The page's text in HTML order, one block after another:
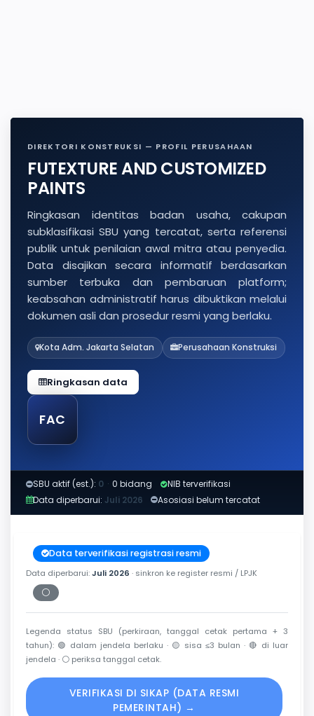
DIREKTORI KONSTRUKSI — PROFIL PERUSAHAAN
FUTEXTURE AND CUSTOMIZED
PAINTS
Ringkasan identitas badan usaha, cakupan
subklasifikasi SBU yang tercatat, serta referensi
publik untuk penilaian awal mitra atau penyedia.
Data disajikan secara informatif berdasarkan
sumber terbuka dan pembaruan platform;
keabsahan administratif harus dibuktikan melalui
dokumen asli dan prosedur resmi yang berlaku.
Kota Adm. Jakarta Selatan Perusahaan Konstruksi
Ringkasan data
FAC
SBU aktif (est.): 0 · 0 bidang
NIB terverifikasi
Data diperbarui: Juli 2026 Asosiasi belum tercatat
Data terverifikasi registrasi resmi
Data diperbarui:Juli 2026 · sinkron ke register resmi / LPJK
⚪
Periksa tanggal cetak
Legenda status SBU (perkiraan, tanggal cetak pertama + 3
tahun): 🟢 dalam jendela berlaku · 🟡 sisa ≤3 bulan · 🔴 di luar
jendela · ⚪ periksa tanggal cetak.
VERIFIKASI DI SIKAP (DATA RESMI
PEMERINTAH) →